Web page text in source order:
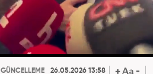
GÜNCELLEME 26.05.2026 13:58